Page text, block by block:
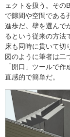
ェクトを扱う。その
で隙間や空間である
進歩だ。壁を選んで
るという従来の方法
床も同時に貫いて切
図のように筆者は二
「開口」ツールで
直感的で簡単だ。